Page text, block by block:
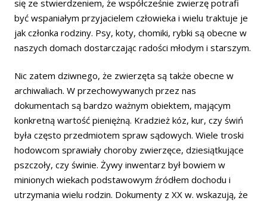
się ze stwierdzeniem, że współcześnie zwierzę potrafi
być wspaniałym przyjacielem człowieka i wielu traktuje je
jak członka rodziny. Psy, koty, chomiki, rybki są obecne w
naszych domach dostarczając radości młodym i starszym.
Nic zatem dziwnego, że zwierzęta są także obecne w
archiwaliach. W przechowywanych przez nas
dokumentach są bardzo ważnym obiektem, mającym
konkretną wartość pieniężną. Kradzież kóz, kur, czy świń
była często przedmiotem spraw sądowych. Wiele troski
hodowcom sprawiały choroby zwierzęce, dziesiątkujące
pszczoły, czy świnie. Żywy inwentarz był bowiem w
minionych wiekach podstawowym źródłem dochodu i
utrzymania wielu rodzin. Dokumenty z XX w. wskazują, że